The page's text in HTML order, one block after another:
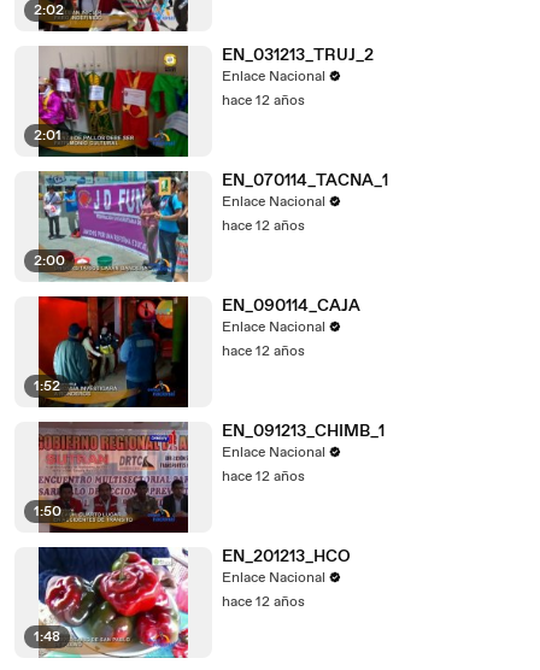
2:02
2:01
EN_031213_TRUJ_2
Enlace Nacional
hace 12 años
2:00
EN_070114_TACNA_1
Enlace Nacional
hace 12 años
1:52
EN_090114_CAJA
Enlace Nacional
hace 12 años
1:50
EN_091213_CHIMB_1
Enlace Nacional
hace 12 años
1:48
EN_201213_HCO
Enlace Nacional
hace 12 años